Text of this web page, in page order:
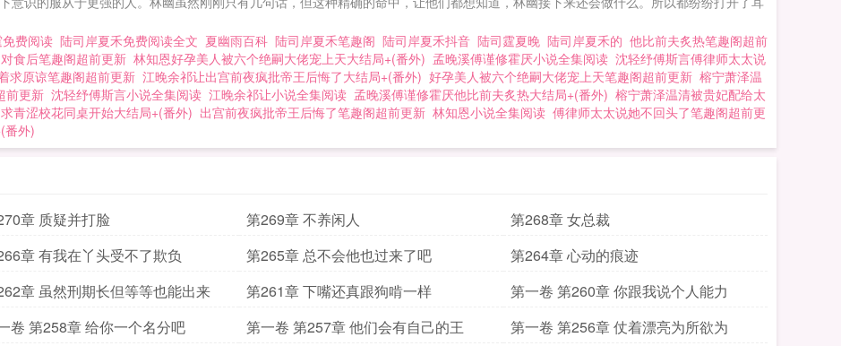
费阅读 陆司岸夏禾免费阅读全文 夏幽雨百科 陆司岸夏禾笔趣阁 陆司岸夏禾抖音 陆司霆夏晚 陆司岸夏禾的 他比前夫炙热笔趣阁超前
食后笔趣阁超前更新 林知恩好孕美人被六个绝嗣大佬宠上天大结局+(番外) 孟晚溪傅谨修霍厌小说全集阅读 沈轻纾傅斯言傅律师太太说
求原谅笔趣阁超前更新 江晚余祁让出宫前夜疯批帝王后悔了大结局+(番外) 好孕美人被六个绝嗣大佬宠上天笔趣阁超前更新 榕宁萧泽温
前更新 沈轻纾傅斯言小说全集阅读 江晚余祁让小说全集阅读 孟晚溪傅谨修霍厌他比前夫炙热大结局+(番外) 榕宁萧泽温清被贵妃配给太
青涩校花同桌开始大结局+(番外) 出宫前夜疯批帝王后悔了笔趣阁超前更新 林知恩小说全集阅读 傅律师太太说她不回头了笔趣阁超前更
番外)
章 质疑并打脸 第269章 不养闲人
第268章 女总裁
章 有我在丫头受不了欺负 第265章 总不会他也过来了吧
第264章 心动的痕迹
章 虽然刑期长但等等也能出来 第261章 下嘴还真跟狗啃一样
第一卷 第260章 你跟我说个人能力
卷 第258章 给你一个名分吧 第一卷 第257章 他们会有自己的王 第一卷 第256章 仗着漂亮为所欲为